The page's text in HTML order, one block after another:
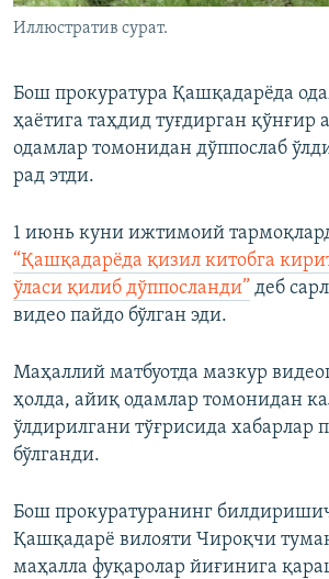
Иллюстратив сурат.
Бош прокуратура Қашқадарёда
ҳаётига таҳдид туғдирган қўнғир
одамлар томонидан дўппослаб
рад этди.
1 июнь куни ижтимоий
“Қашқадарёда қизил китобга
ўласи қилиб дўппосланди” деб
видео пайдо бўлган эди.
Маҳаллий матбуотда мазкур
ҳолда, айиқ одамлар томонидан
ўлдирилгани тўғрисида хабарлар
бўлганди.
Бош прокуратуранинг
Қашқадарё вилояти Чироқчи
маҳалла фуқаролар йиғинига